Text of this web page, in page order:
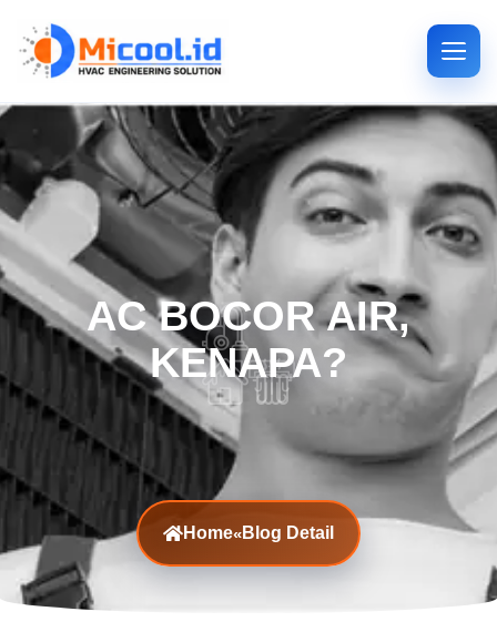
AC BOCOR AIR,
KENAPA?
Home«Blog Detail